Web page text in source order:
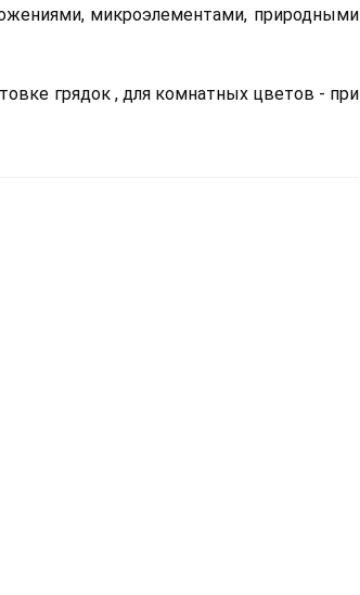
микроэлементами, природными
грядок , для комнатных цветов - при